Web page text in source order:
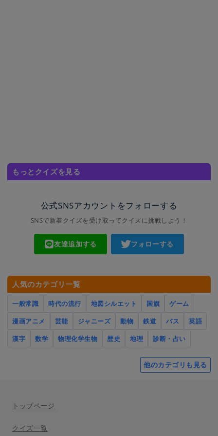
もっとクイズを見る
公式SNSアカウントをフォローする
SNSで新着クイズを受け取ってクイズに挑戦しよう！
友達追加する フォローする
人気のカテゴリ一覧
一般常識 時代の流行 地図シルエット 国旗
ゲーム
漫画アニメ
芸能 ジャニーズ 動物 鉄道 バス
英語
漢字
数学 物理化学生物 歴史 地理 診断・占い
他のカテゴリも見る
トップページ
クイズ一覧